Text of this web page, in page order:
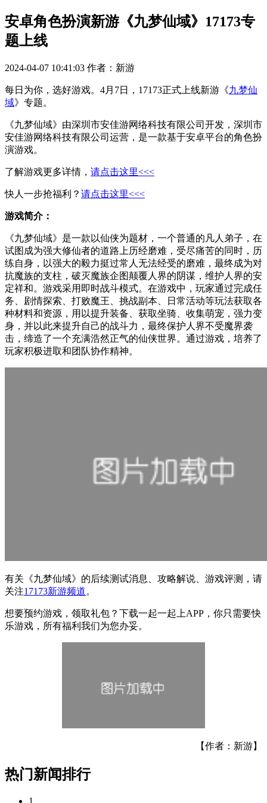
安卓角色扮演新游《九梦仙域》17173专
题上线
2024-04-07 10:41:03 作者：新游
每日为你，选好游戏。4月7日，17173正式上线新游《九梦仙
域》专题。
《九梦仙域》由深圳市安佳游网络科技有限公司开发，深圳市
安佳游网络科技有限公司运营，是一款基于安卓平台的角色扮
演游戏。
了解游戏更多详情， 请点击这里<<<
快人一步抢福利？ 请点击这里<<<
游戏简介：
《九梦仙域》是一款以仙侠为题材，一个普通的凡人弟子，在
试图成为强大修仙者的道路上历经磨难，受尽痛苦的同时，历
练自身，以强大的毅力挺过常人无法经受的磨难，最终成为对
抗魔族的支柱，破灭魔族企图颠覆人界的阴谋，维护人界的安
定祥和。游戏采用即时战斗模式。在游戏中，玩家通过完成任
务、剧情探索、打败魔王、挑战副本、日常活动等玩法获取各
种材料和资源，用以提升装备、获取坐骑、收集萌宠，强力变
身，并以此来提升自己的战斗力，最终保护人界不受魔界袭
击，缔造了一个充满浩然正气的仙侠世界。通过游戏，培养了
玩家积极进取和团队协作精神。
有关 《九梦仙域》 的后续测试消息、攻略解说、游戏评测，请
关注17173新游频道。
想要预约游戏，领取礼包？下载一起一起上APP，你只需要快
乐游戏，所有福利我们为您办妥。
【作者：新游】
热门新闻排行
1